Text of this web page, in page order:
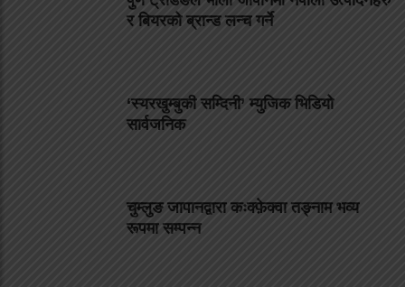
र बियरको ब्रान्ड लन्च गर्ने
‘स्यरखुम्बुकी सम्दिनी’ म्युजिक भिडियो
सार्वजनिक
चुम्लुङ जापानद्वारा कःक्फ़ेक्वा तङ्नाम भव्य
रूपमा सम्पन्न